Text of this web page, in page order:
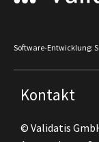
Software-Entwicklung:
Kontakt
© Validatis